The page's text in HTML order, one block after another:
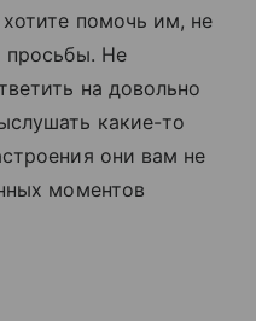
помочь им, не
просьбы. Не
на довольно
какие-то
они вам не
моментов